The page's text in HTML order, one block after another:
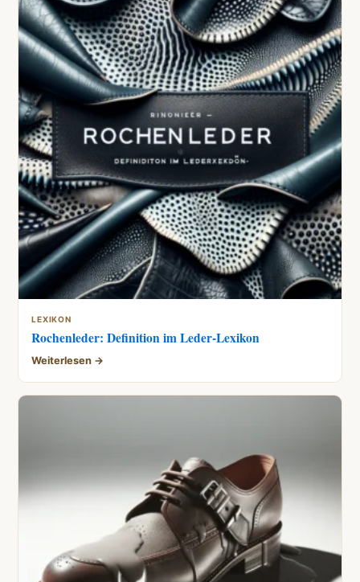
LEXIKON
Rochenleder: Definition im Leder-Lexikon
Weiterlesen →